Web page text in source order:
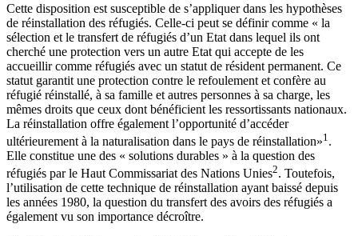
Cette disposition est susceptible de s’appliquer dans les hypothèses
de réinstallation des réfugiés. Celle-ci peut se définir comme « la
sélection et le transfert de réfugiés d’un Etat dans lequel ils ont
cherché une protection vers un autre Etat qui accepte de les
accueillir comme réfugiés avec un statut de résident permanent. Ce
statut garantit une protection contre le refoulement et confère au
réfugié réinstallé, à sa famille et autres personnes à sa charge, les
mêmes droits que ceux dont bénéficient les ressortissants nationaux.
La réinstallation offre également l’opportunité d’accéder
ultérieurement à la naturalisation dans le pays de réinstallation»1 .
Elle constitue une des « solutions durables » à la question des
réfugiés par le Haut Commissariat des Nations Unies2. Toutefois,
l’utilisation de cette technique de réinstallation ayant baissé depuis
les années 1980, la question du transfert des avoirs des réfugiés a
également vu son importance décroître.